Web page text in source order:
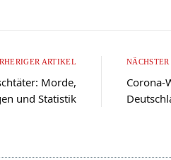
ARTIKEL
Morde,
und Statistik
Corona-